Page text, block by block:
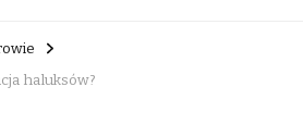
haluksów?